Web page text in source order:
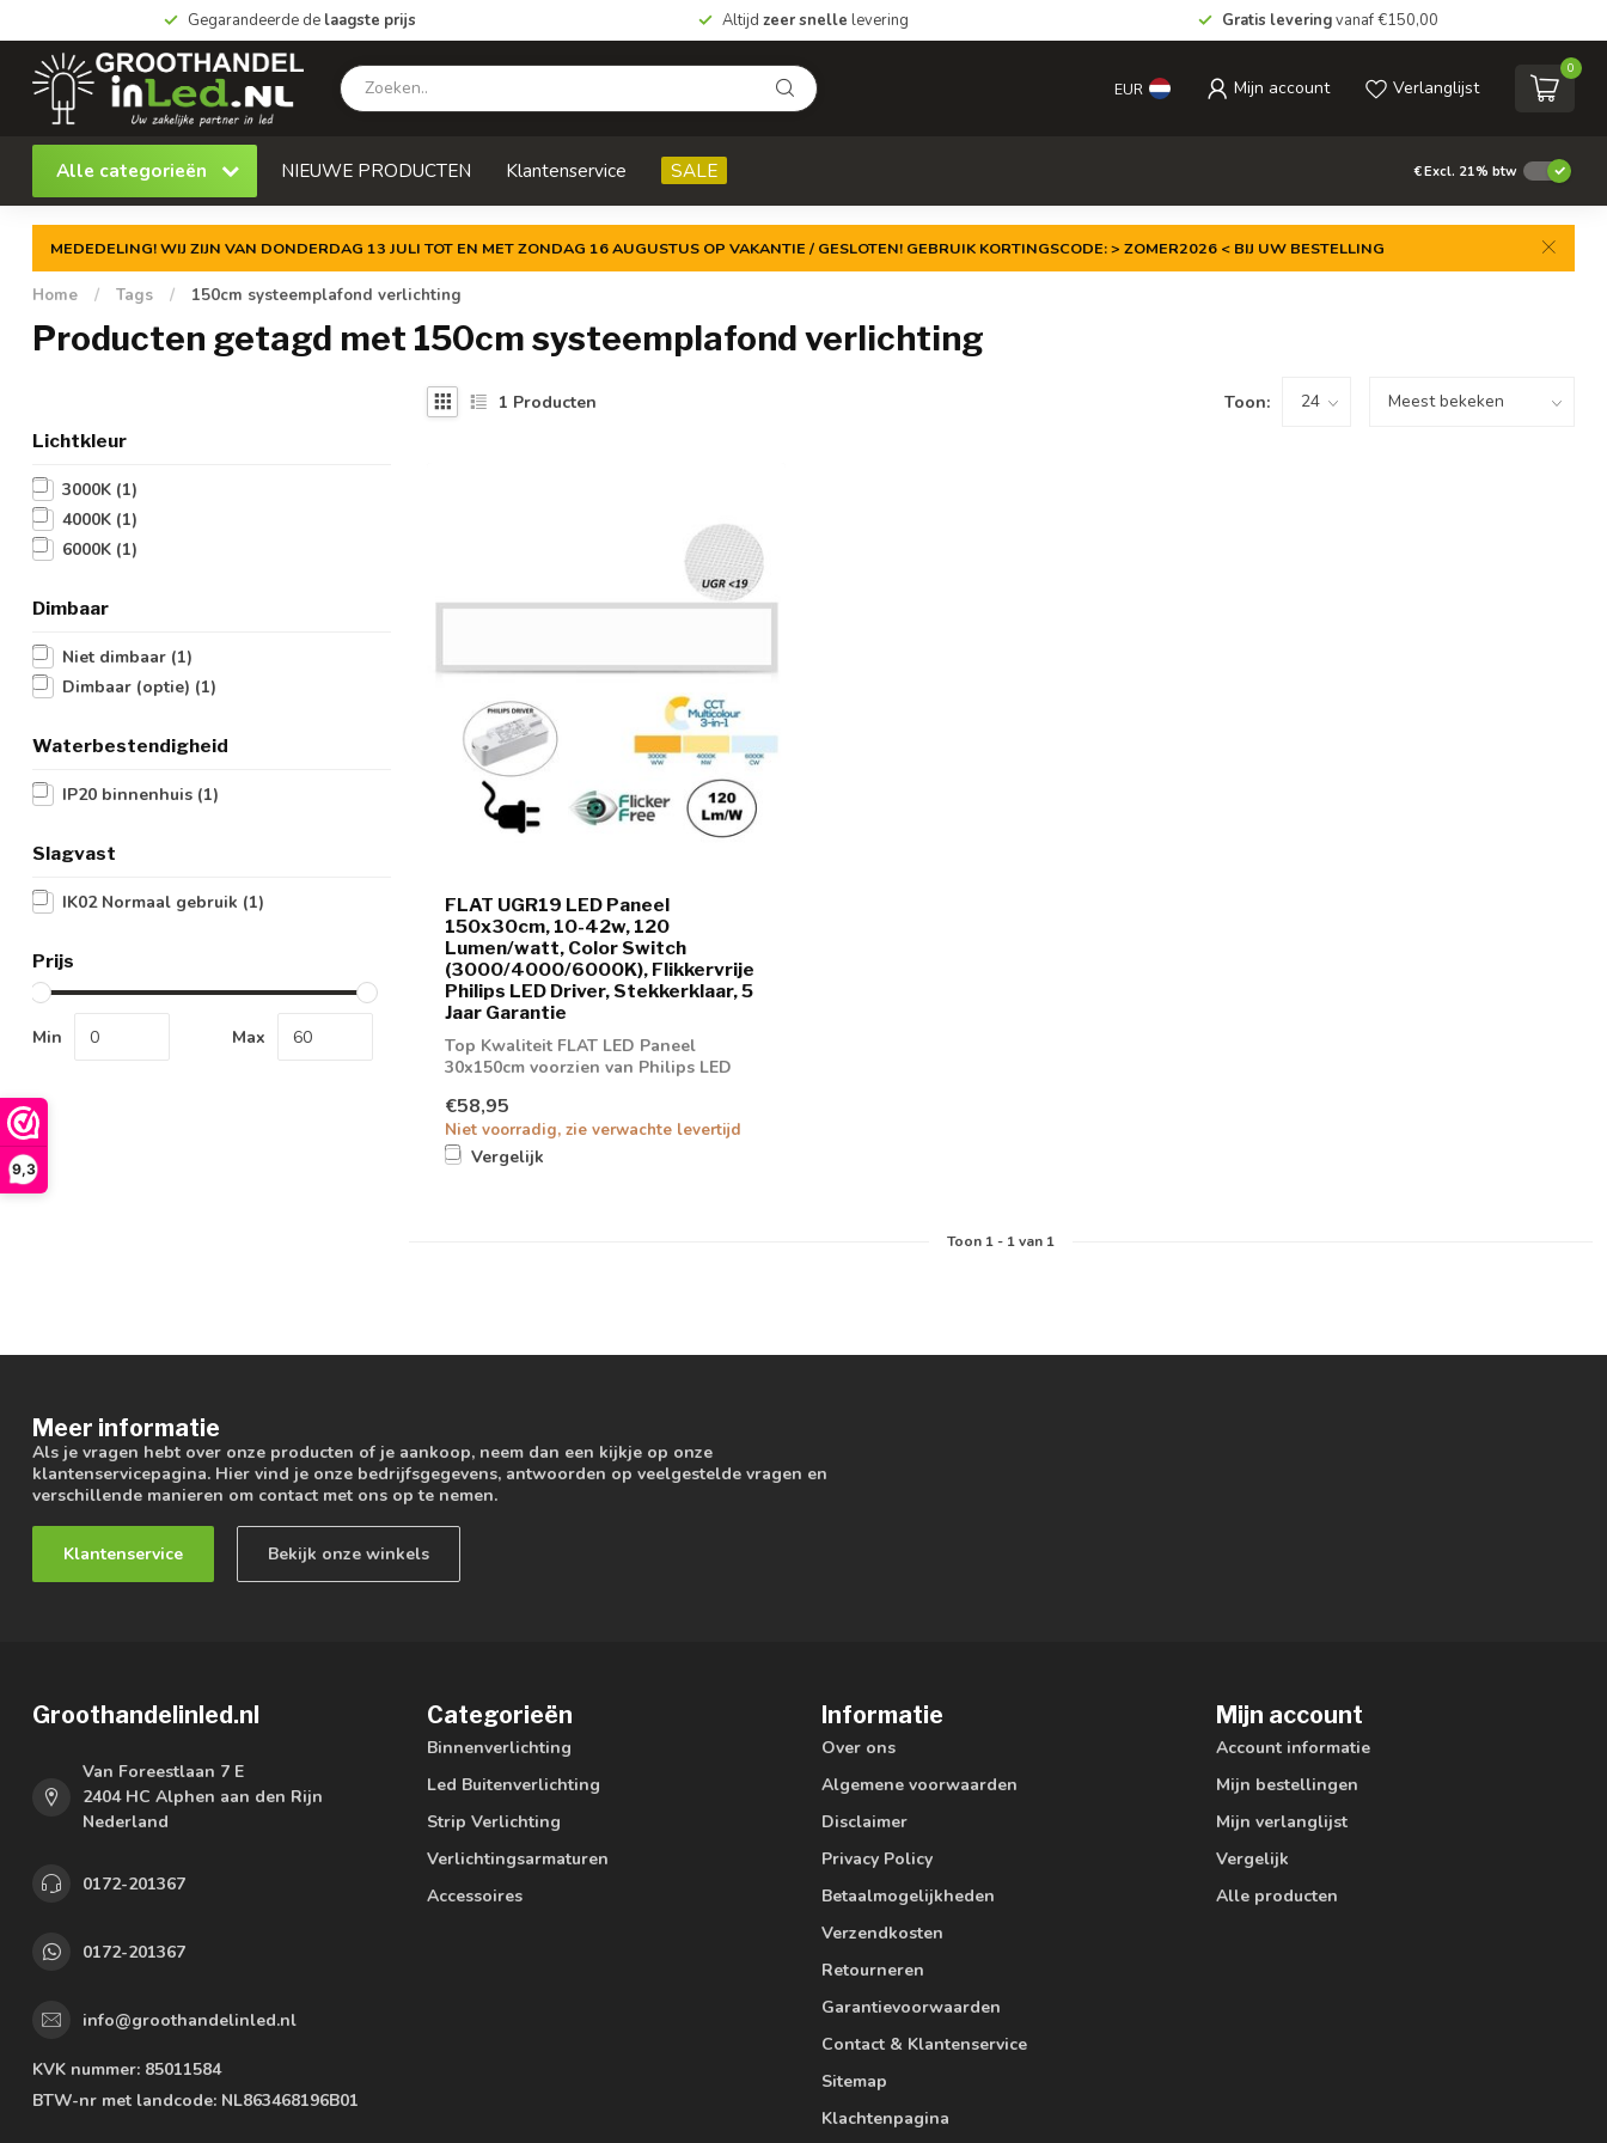
9,3
Gegarandeerde de laagste prijs Altijd zeer snelle levering Gratis leveringvanaf €150,00
EUR Mijn account Verlanglijst
0
Alle categorieën NIEUWE PRODUCTEN Klantenservice SALE €Excl. 21% btw
MEDEDELING! WIJ ZIJN VAN DONDERDAG 13 JULI TOT EN MET ZONDAG 16 AUGUSTUS OP VAKANTIE / GESLOTEN! GEBRUIK KORTINGSCODE: > ZOMER2026 < BIJ UW BESTELLING
Home / Tags / 150cm systeemplafond verlichting
Producten getagd met 150cm systeemplafond verlichting
Lichtkleur
3000K (1)
4000K (1)
6000K (1)
Dimbaar
Niet dimbaar (1)
Dimbaar (optie) (1)
Waterbestendigheid
IP20 binnenhuis (1)
Slagvast
IK02 Normaal gebruik (1)
Prijs
Min Max
1 Producten Toon:
FLAT UGR19 LED Paneel
150x30cm, 10-42w, 120
Lumen/watt, Color Switch
(3000/4000/6000K), Flikkervrije
Philips LED Driver, Stekkerklaar, 5
Jaar Garantie
Top Kwaliteit FLAT LED Paneel
30x150cm voorzien van Philips LED
€58,95
Niet voorradig, zie verwachte levertijd
Vergelijk
Toon 1- 1van 1
Meer informatie
Als je vragen hebt over onze producten of je aankoop, neem dan een kijkje op onze
klantenservicepagina. Hier vind je onze bedrijfsgegevens, antwoorden op veelgestelde vragen en
verschillende manieren om contact met ons op te nemen.
Klantenservice Bekijk onze winkels
Groothandelinled.nl
Van Foreestlaan 7 E
2404 HC Alphen aan den Rijn
Nederland
0172-201367
0172-201367
info@groothandelinled.nl
KVK nummer: 85011584
BTW-nr met landcode: NL863468196B01
Categorieën
Binnenverlichting
Led Buitenverlichting
Strip Verlichting
Verlichtingsarmaturen
Accessoires
Informatie
Over ons
Algemene voorwaarden
Disclaimer
Privacy Policy
Betaalmogelijkheden
Verzendkosten
Retourneren
Garantievoorwaarden
Contact & Klantenservice
Sitemap
Klachtenpagina
Mijn account
Account informatie
Mijn bestellingen
Mijn verlanglijst
Vergelijk
Alle producten